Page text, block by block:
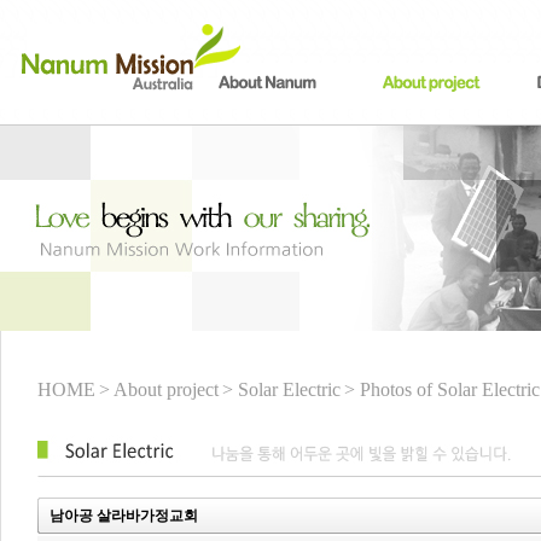
HOME > About project > Solar Electric > Photos of Solar Electric
남아공 살라바가정교회